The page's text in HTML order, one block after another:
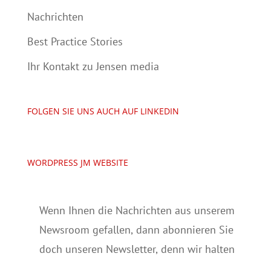
Nachrichten
Best Practice Stories
Ihr Kontakt zu Jensen media
FOLGEN SIE UNS AUCH AUF LINKEDIN
WORDPRESS JM WEBSITE
Wenn Ihnen die Nachrichten aus unserem
Newsroom gefallen, dann abonnieren Sie
doch unseren Newsletter, denn wir halten